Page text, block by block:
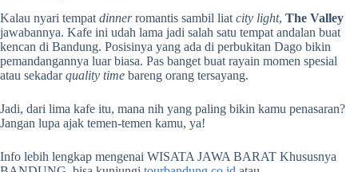
Kalau nyari tempat dinnerromantis sambil liat city light, The Valley
jawabannya. Kafe ini udah lama jadi salah satu tempat andalan buat
kencan di Bandung. Posisinya yang ada di perbukitan Dago bikin
pemandangannya luar biasa. Pas banget buat rayain momen spesial
atau sekadarquality time bareng orang tersayang.
Jadi, dari lima kafe itu, mana nih yang paling bikin kamu penasaran?
Jangan lupa ajak temen-temen kamu, ya!
Info lebih lengkap mengenai WISATA JAWA BARAT Khususnya